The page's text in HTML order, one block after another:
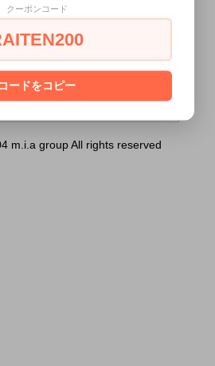
ハート(10ヶ入)）は18歳未
い ] [ いいえ ]
m.i.a group All rights reserved
クーポンコード
コードをコピー